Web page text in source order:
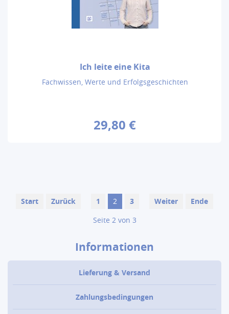
Ich leite eine Kita
Fachwissen, Werte und Erfolgsgeschichten
29,80 €
Start Zurück 1 2 3 Weiter
Ende
Seite 2 von 3
Informationen
Lieferung & Versand
Zahlungsbedingungen